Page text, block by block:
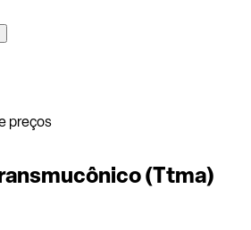
preços
(Ttma)